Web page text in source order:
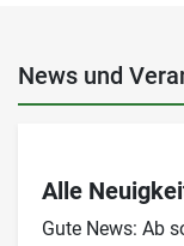
News und
Alle
Gute News: Ab